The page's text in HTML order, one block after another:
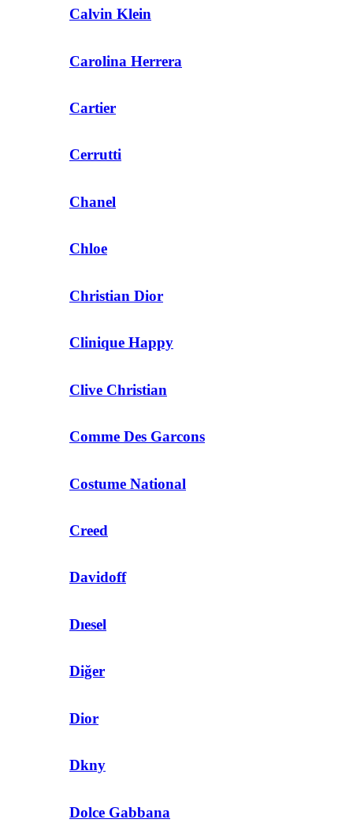
Calvin Klein
Carolina Herrera
Cartier
Cerrutti
Chanel
Chloe
Christian Dior
Clinique Happy
Clive Christian
Comme Des Garcons
Costume National
Creed
Davidoff
Dıesel
Diğer
Dior
Dkny
Dolce Gabbana